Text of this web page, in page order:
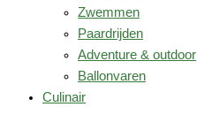
Zwemmen
Paardrijden
Adventure & outdoor
Ballonvaren
Culinair